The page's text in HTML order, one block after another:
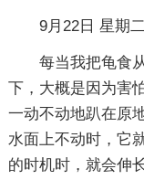
9月22日 星期
每当我把龟食
下，大概是因为害
一动不动地趴在原
水面上不动时，它
的时机时，就会伸